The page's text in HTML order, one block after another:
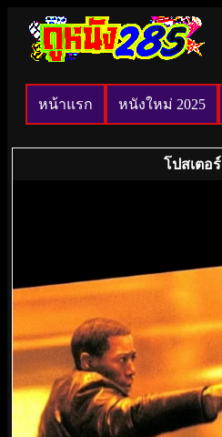
หน้าแรก หนังใหม่ 2025
โปสเตอร์